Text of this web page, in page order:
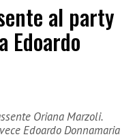
al party
Edoardo
Oriana Marzoli.
Edoardo Donnamaria